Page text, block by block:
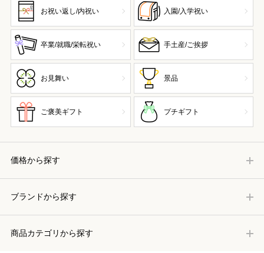
お祝い返し/内祝い 入園/入学祝い
卒業/就職/栄転祝い 手土産/ご挨拶
お見舞い 景品
ご褒美ギフト プチギフト
価格から探す
ブランドから探す
商品カテゴリから探す